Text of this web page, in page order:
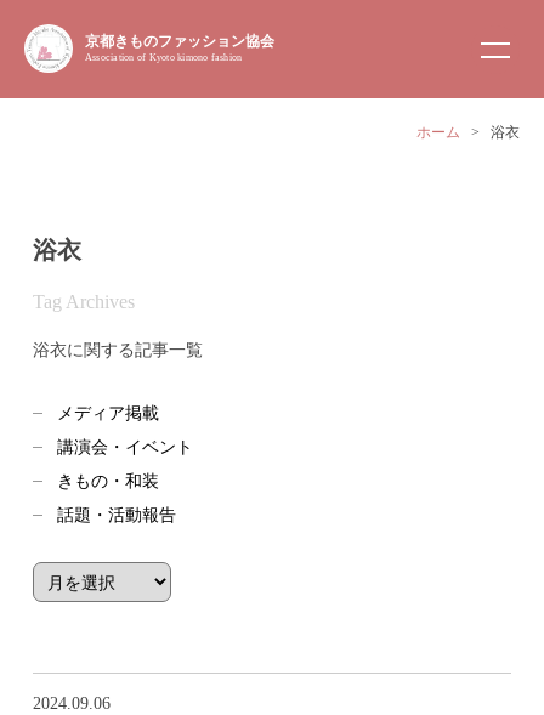
京都きものファッション協会
Association of Kyoto kimono fashion
ホーム > 浴衣
浴衣
Tag Archives
浴衣に関する記事一覧
メディア掲載
講演会・イベント
きもの・和装
話題・活動報告
2024.09.06